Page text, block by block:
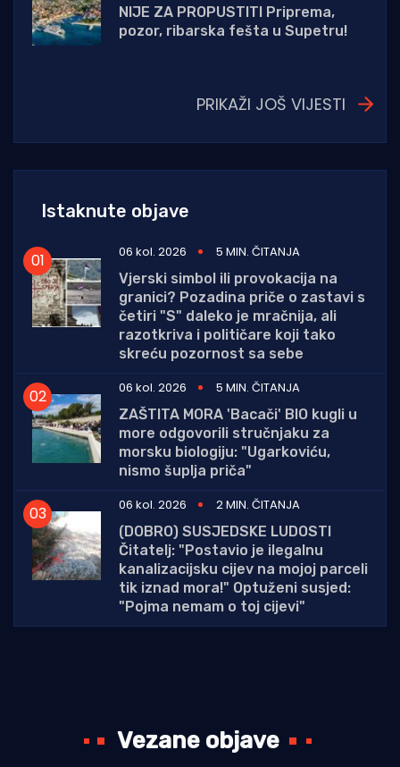
NIJE ZA PROPUSTITI Priprema,
pozor, ribarska fešta u Supetru!
PRIKAŽI JOŠ VIJESTI
Istaknute objave
06 kol. 2026
5 MIN. ČITANJA
Vjerski simbol ili provokacija na
granici? Pozadina priče o zastavi s
četiri "S" daleko je mračnija, ali
razotkriva i političare koji tako
skreću pozornost sa sebe
06 kol. 2026
5 MIN. ČITANJA
ZAŠTITA MORA 'Bacači' BIO kugli u
more odgovorili stručnjaku za
morsku biologiju: "Ugarkoviću,
nismo šuplja priča"
06 kol. 2026
2 MIN. ČITANJA
(DOBRO) SUSJEDSKE LUDOSTI
Čitatelj: "Postavio je ilegalnu
kanalizacijsku cijev na mojoj parceli
tik iznad mora!" Optuženi susjed:
"Pojma nemam o toj cijevi"
Vezane objave